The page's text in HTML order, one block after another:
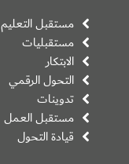
مستقبل التعليم
مستقبليات
الابتكار
التحول الرقمي
تدوينات
مستقبل العمل
قيادة التحول